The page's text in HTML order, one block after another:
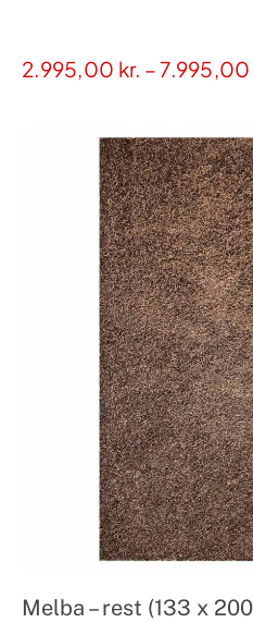
2.995,00 kr. –7.995,00
Melba – rest (133 x